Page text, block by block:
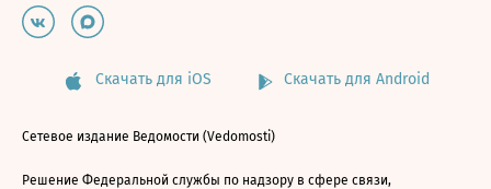
Скачать для iOS Скачать для Android
Сетевое издание Ведомости (Vedomosti)
Решение Федеральной службы по надзору в сфере связи,